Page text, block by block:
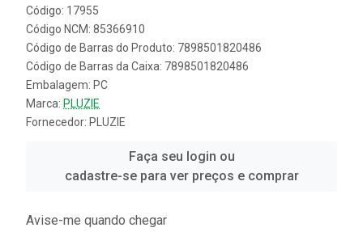
Código: 17955
Código NCM: 85366910
Código de Barras do Produto: 7898501820486
Código de Barras da Caixa: 7898501820486
Embalagem: PC
Marca: PLUZIE
Fornecedor: PLUZIE
Faça seu login ou
cadastre-se para ver preços e comprar
Avise-me quando chegar